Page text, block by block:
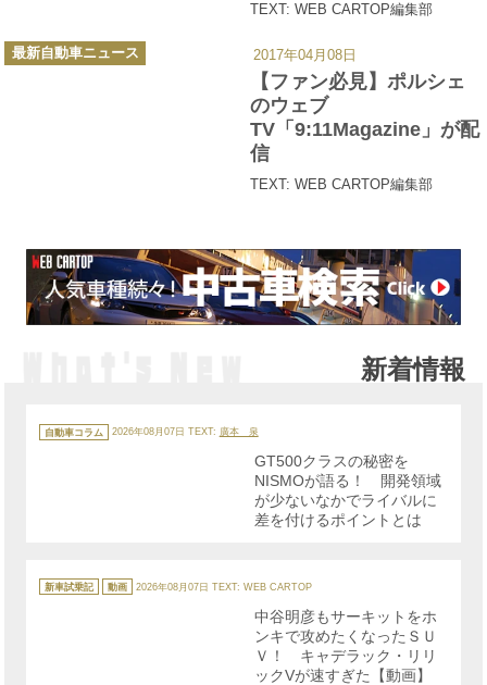
TEXT: WEB CARTOP編集部
【ファン必見】ポルシェ
のウェブ
TV「9:11Magazine」が配
信
TEXT: WEB CARTOP編集部
カ
テ
最新自動車ニュース 2017年04月08日
新着情報
テ
ゴ
自動車コラム 2026年08月07日 TEXT: 廣本 泉
GT500クラスの秘密を
NISMOが語る！ 開発領域
が少ないなかでライバルに
差を付けるポイントとは
テ
ゴ
新車試乗記 動画 2026年08月07日 TEXT: WEB CARTOP
中谷明彦もサーキットをホ
ンキで攻めたくなったＳＵ
Ｖ！ キャデラック・リリ
ックVが速すぎた【動画】